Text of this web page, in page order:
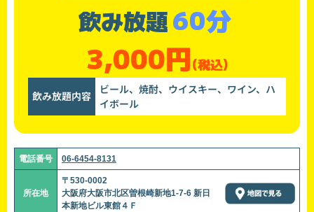
飲み放題60分
3,000円(税込)
飲み放題内容
ビール、焼酎、ウイスキー、ワイン、ハ
イボール
電話番号 06-6454-8131
所在地
〒530-0002
大阪府大阪市北区曽根崎新地1-7-6 新日
本新地ビル東館４Ｆ